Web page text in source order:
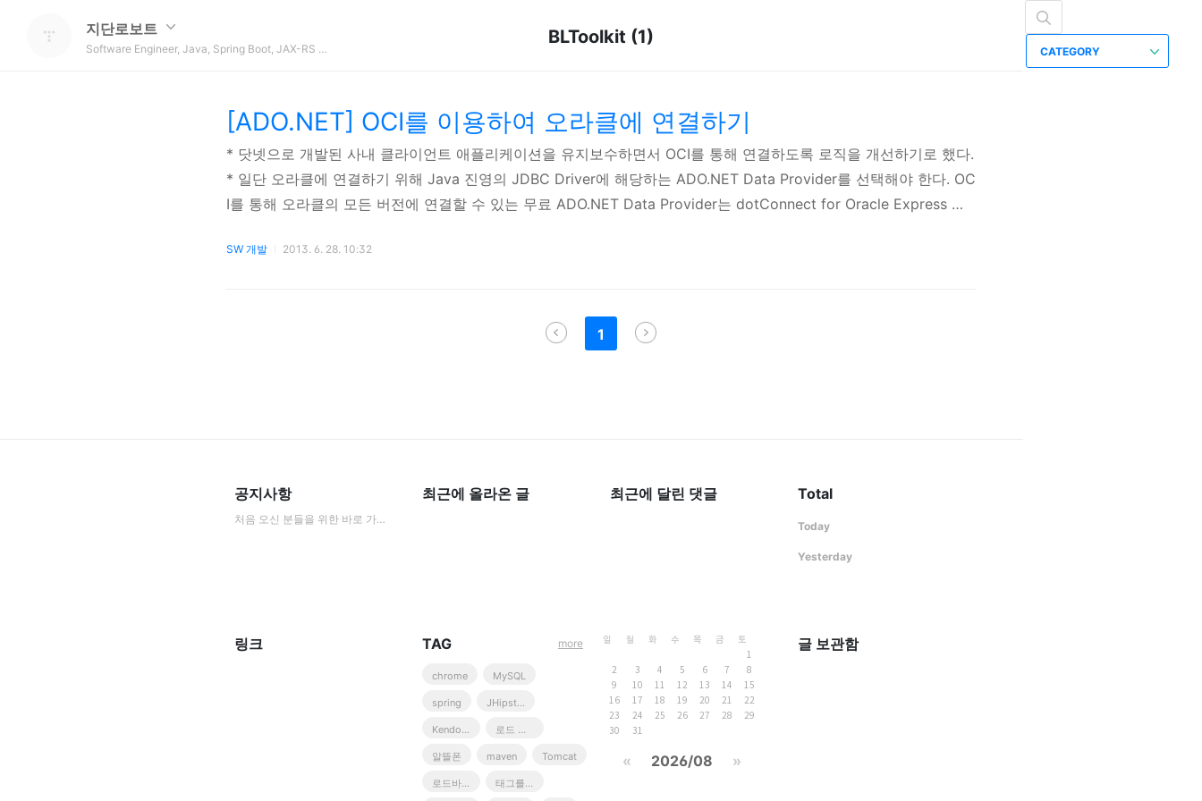
지단로보트
Software Engineer, Java, Spring Boot, JAX-RS REST API, OAuth 2.0, Microservice, DevOps CATEGORY
BLToolkit (1)
[ADO.NET] OCI를 이용하여 오라클에 연결하기
* 닷넷으로 개발된 사내 클라이언트 애플리케이션을 유지보수하면서 OCI를 통해 연결하도록 로직을 개선하기로 했다.
* 일단 오라클에 연결하기 위해 Java 진영의 JDBC Driver에 해당하는 ADO.NET Data Provider를 선택해야 한다. OC
I를 통해 오라클의 모든 버전에 연결할 수 있는 무료 ADO.NET Data Provider는 dotConnect for Oracle Express 뿐
와 이름만을 요구한다.* www.devart.com > Downloads > dotConnect for Oracle > Download > dotConnect for
SW 개발 2013. 6. 28. 10:32
1
공지사항
처음 오신 분들을 위한 바로 가기 모음
최근에 올라온 글 최근에 달린 댓글 Total
Today
Yesterday
링크 TAG
chrome MySQL
spring JHipster
Kendo UI 로드 바이크
알뜰폰 maven Tomcat
로드바이크 태그를 입력해 주세요.
more
« 2026/08 »
일 월 화 수 목 금
토
1
2
3 4 5 6 7
8
9
10 11 12 13 14
15
16
17 18 19 20 21
22
23
24 25 26 27 28
29
30
31
글 보관함